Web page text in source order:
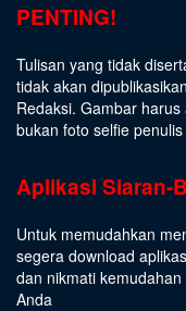
PENTING!
Tulisan yang tidak
tidak akan
Redaksi. Gambar
bukan foto selfie penulis
Aplikasi Siaran-
Untuk memudahkan
segera download
dan nikmati
Anda